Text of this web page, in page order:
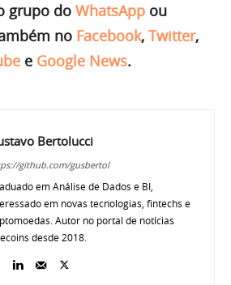
grupo do WhatsApp ou
no Facebook, Twitter,
e Google News.
Bertolucci
github.com/gusbertol
em Análise de Dados e BI,
em novas tecnologias, fintechs e
Autor no portal de notícias
desde 2018.